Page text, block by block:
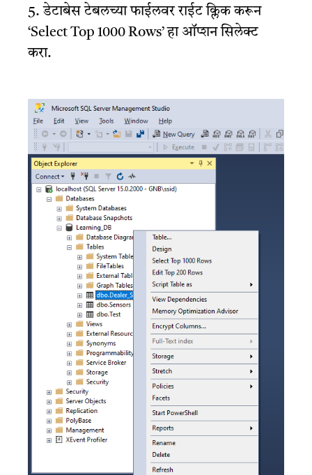
5. डेटाबेस टेबलच्या फाईलवर राईट क्लिक करून
‘Select Top 1000 Rows’ हा ऑप्शन सिलेक्ट
करा.